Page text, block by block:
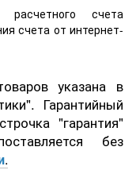
счета
счета от интернет-
указана в
Гарантийный
"гарантия"
без
.